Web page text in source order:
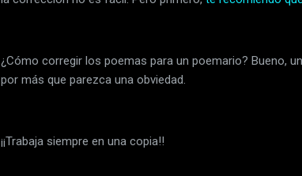
¿Cómo corregir los poemas para un poemario? Bueno,
por más que parezca una obviedad.
¡¡Trabaja siempre en una copia!!